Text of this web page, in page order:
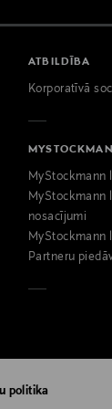
ATBILDĪBA
Korporatīvā
MyStockmann
MyStockmann
nosacījumi
MyStockmann
Partneru
politika